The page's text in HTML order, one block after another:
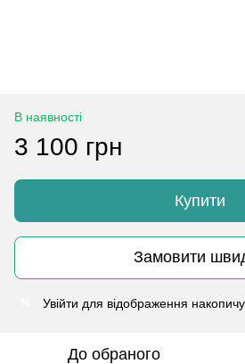
В наявності
3 100 грн
Купити
Замовити
Увійти для відображення
До обраного